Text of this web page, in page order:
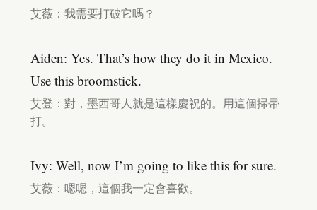
艾薇：我需要打破它嗎？
Aiden: Yes. That’s how they do it in Mexico.
Use this broomstick.
艾登：對，墨西哥人就是這樣慶祝的。用這個掃帚
打。
Ivy: Well, now I’m going to like this for sure.
艾薇：嗯嗯，這個我一定會喜歡。